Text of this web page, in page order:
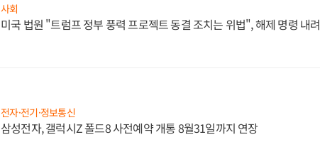
사회
미국 법원 "트럼프 정부 풍력 프로젝트 동결 조치는 위법", 해제 명령 내려
전자·전기·정보통신
삼성전자, 갤럭시Z 폴드8 사전예약 개통 8월31일까지 연장